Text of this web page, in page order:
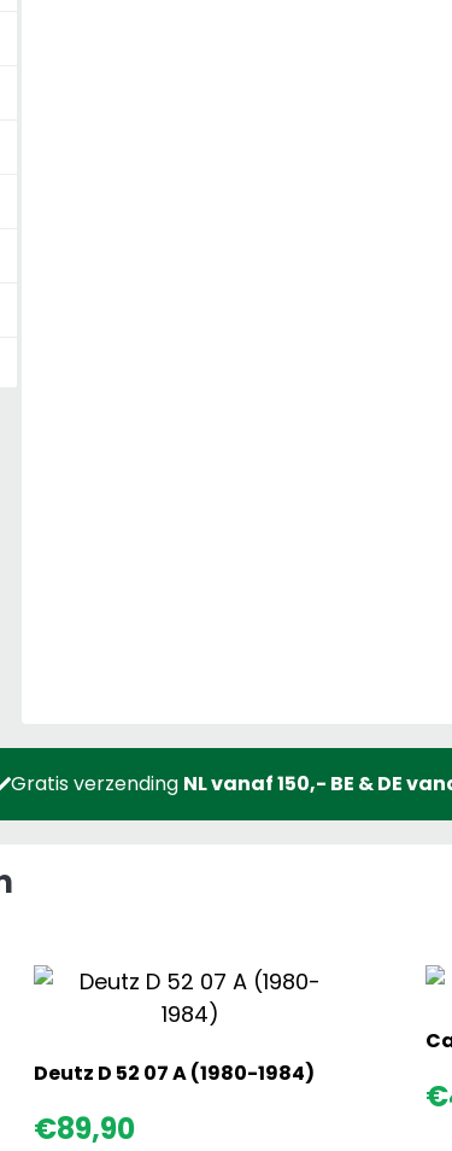
Gratis verzending NL vanaf 150,- BE & DE
Deutz D 52 07 A (1980-1984)
€89,90
€